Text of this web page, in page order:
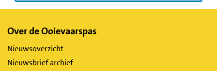
Belangrijke
links
Over de Ooievaarspas
Nieuwsoverzicht
Nieuwsbrief archief